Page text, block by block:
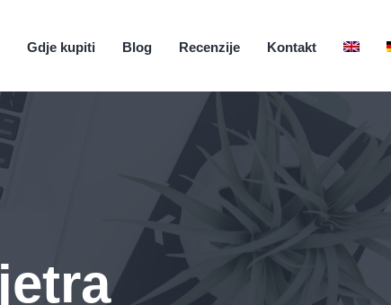
Gdje kupiti Blog Recenzije Kontakt
jetra